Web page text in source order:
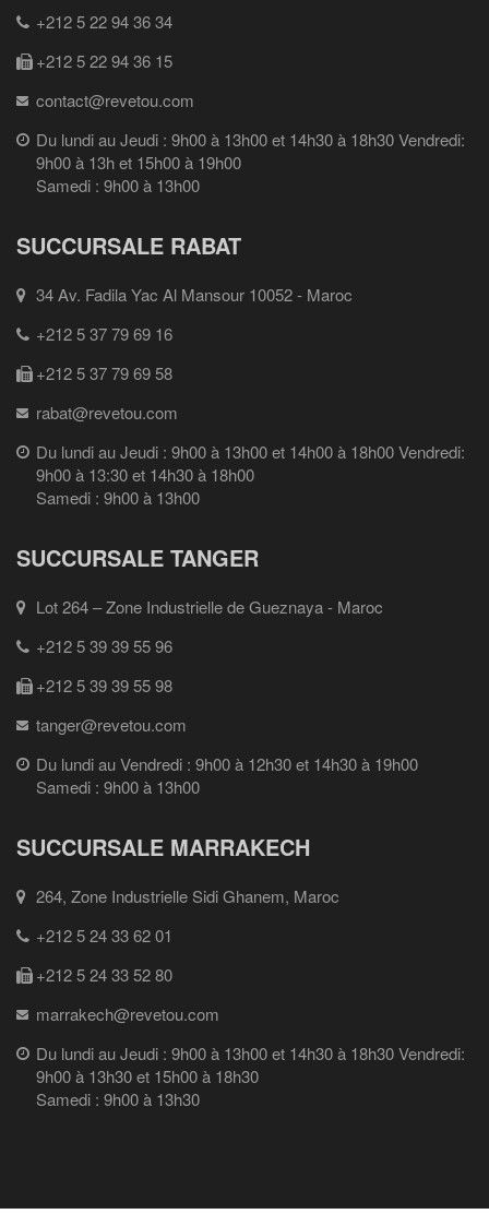
+212 5 22 94 36 34
+212 5 22 94 36 15
contact@revetou.com
Du lundi au Jeudi : 9h00 à 13h00 et 14h30 à 18h30 Vendredi:
9h00 à 13h et 15h00 à 19h00
Samedi : 9h00 à 13h00
SUCCURSALE RABAT
34 Av. Fadila Yac Al Mansour 10052 - Maroc
+212 5 37 79 69 16
+212 5 37 79 69 58
rabat@revetou.com
Du lundi au Jeudi : 9h00 à 13h00 et 14h00 à 18h00 Vendredi:
9h00 à 13:30 et 14h30 à 18h00
Samedi : 9h00 à 13h00
SUCCURSALE TANGER
Lot 264 – Zone Industrielle de Gueznaya - Maroc
+212 5 39 39 55 96
+212 5 39 39 55 98
tanger@revetou.com
Du lundi au Vendredi : 9h00 à 12h30 et 14h30 à 19h00
Samedi : 9h00 à 13h00
SUCCURSALE MARRAKECH
264, Zone Industrielle Sidi Ghanem, Maroc
+212 5 24 33 62 01
+212 5 24 33 52 80
marrakech@revetou.com
Du lundi au Jeudi : 9h00 à 13h00 et 14h30 à 18h30 Vendredi:
9h00 à 13h30 et 15h00 à 18h30
Samedi : 9h00 à 13h30